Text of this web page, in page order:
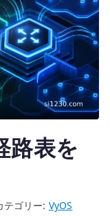
路表を
テゴリー: VyOS